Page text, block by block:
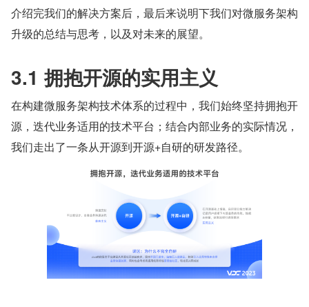
介绍完我们的解决方案后，最后来说明下我们对微服务架构
升级的总结与思考，以及对未来的展望。
3.1 拥抱开源的实用主义
在构建微服务架构技术体系的过程中，我们始终坚持拥抱开
源，迭代业务适用的技术平台；结合内部业务的实际情况，
我们走出了一条从开源到开源+自研的研发路径。